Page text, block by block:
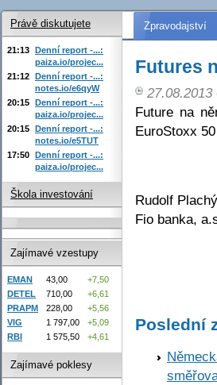
Zpravodajství
Futures
27.08.2013
Future na
EuroStoxx
Rudolf Plachý
Fio banka,
Poslední
Právě diskutujete
21:13 Denní report -...:
paiza.io/projec...
21:12 Denní report -...:
notes.io/e6qyW
20:15 Denní report -...:
paiza.io/projec...
20:15 Denní report -...:
notes.io/e5TUT
17:50 Denní report -...:
paiza.io/projec...
Škola investování
Zajímavé vzestupy
EMAN 43,00
+7,50
DETEL
710,00
+6,61
PRAPM
228,00
+5,56
VIG
1 797,00
+5,09
RBI
1 575,50 +4,61
Zajímavé poklesy